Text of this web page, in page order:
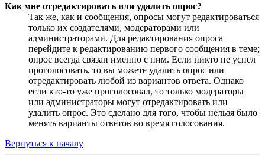
Как мне отредактировать или удалить опрос?
Так же, как и сообщения, опросы могут редактироваться
только их создателями, модераторами или
администраторами. Для редактирования опроса
перейдите к редактированию первого сообщения в теме;
опрос всегда связан именно с ним. Если никто не успел
проголосовать, то вы можете удалить опрос или
отредактировать любой из вариантов ответа. Однако
если кто-то уже проголосовал, то только модераторы
или администраторы могут отредактировать или
удалить опрос. Это сделано для того, чтобы нельзя было
менять варианты ответов во время голосования.
Вернуться к началу